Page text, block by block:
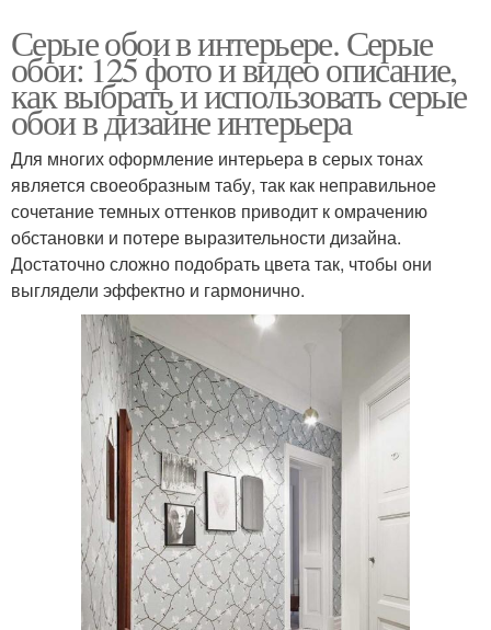
Серые обои в интерьере. Серые
обои: 125 фото и видео описание,
как выбрать и использовать серые
обои в дизайне интерьера
Для многих оформление интерьера в серых тонах
является своеобразным табу, так как неправильное
сочетание темных оттенков приводит к омрачению
обстановки и потере выразительности дизайна.
Достаточно сложно подобрать цвета так, чтобы они
выглядели эффектно и гармонично.